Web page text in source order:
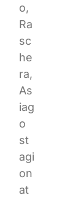
o,
Ra
sc
he
ra,
As
iag
o
st
agi
on
at